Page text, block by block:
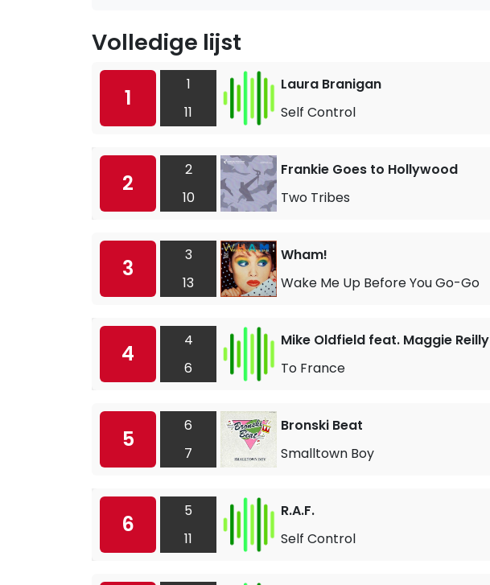
Volledige lijst
1
1
11
Laura Branigan
Self Control
2
2
10
Frankie Goes to Hollywood
Two Tribes
3
3
13
Wham!
Wake Me Up Before You Go-Go
4
4
6
Mike Oldfield feat. Maggie Reilly
To France
5
6
7
Bronski Beat
Smalltown Boy
6
5
11
R.A.F.
Self Control